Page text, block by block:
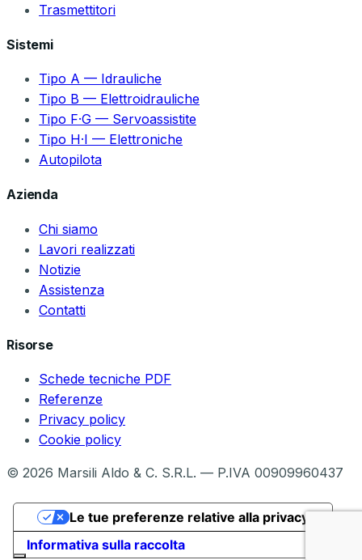
Trasmettitori
Sistemi
Tipo A — Idrauliche
Tipo B — Elettroidrauliche
Tipo F·G — Servoassistite
Tipo H·I — Elettroniche
Autopilota
Azienda
Chi siamo
Lavori realizzati
Notizie
Assistenza
Contatti
Risorse
Schede tecniche PDF
Referenze
Privacy policy
Cookie policy
© 2026 Marsili Aldo & C. S.R.L. — P.IVA 00909960437
Informativa sulla raccolta
Le tue preferenze relative alla privacy